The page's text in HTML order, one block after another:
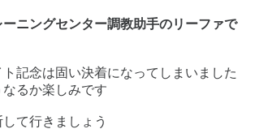
ニングセンター調教助手のリーファで
記念は固い決着になってしまいました
るか楽しみです
て行きましょう